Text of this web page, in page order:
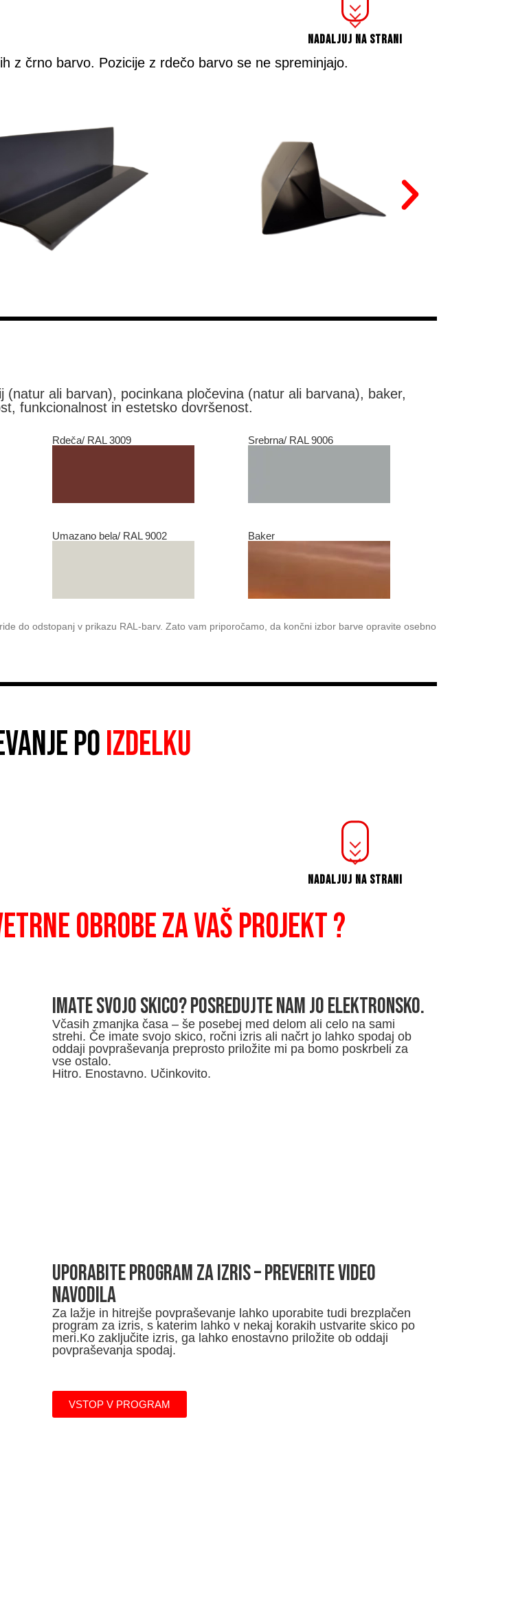
NADALJUJ NA STRANI
z črno barvo. Pozicije z rdečo barvo se ne spreminjajo.
ali barvan), pocinkana pločevina (natur ali barvana), baker,
funkcionalnost in estetsko dovršenost.
Rdeča/ RAL 3009 Srebrna/ RAL 9006
Umazano bela/ RAL 9002 Baker
do odstopanj v prikazu RAL-barv. Zato vam priporočamo, da končni izbor barve opravite osebno
POIZDELKU
NADALJUJ NA STRANI
OBROBE ZA VAŠ PROJEKT ?
Imate svojo skico? POSREDUJTE NAM JO ELEKTRONSKO.
Včasih zmanjka časa – še posebej med delom ali celo na sami
strehi. Če imate svojo skico, ročni izris ali načrt jo lahko spodaj ob
oddaji povpraševanja preprosto priložite mi pa bomo poskrbeli za
vse ostalo.
Hitro. Enostavno. Učinkovito.
UPORABITE program za izris – PREVERITE VIDEO
NAVODILA
Za lažje in hitrejše povpraševanje lahko uporabite tudi brezplačen
program za izris, s katerim lahko v nekaj korakih ustvarite skico po
meri.Ko zaključite izris, ga lahko enostavno priložite ob oddaji
povpraševanja spodaj.
VSTOP V PROGRAM